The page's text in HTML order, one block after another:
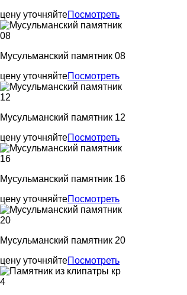
цену уточняйтеПосмотреть
Мусульманский памятник 08
цену уточняйтеПосмотреть
Мусульманский памятник 12
цену уточняйтеПосмотреть
Мусульманский памятник 16
цену уточняйтеПосмотреть
Мусульманский памятник 20
цену уточняйтеПосмотреть